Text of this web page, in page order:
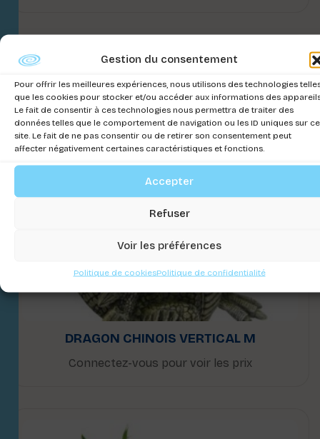
Gestion du consentement
Pour offrir les meilleures expériences, nous utilisons des technologies
que les cookies pour stocker et/ou accéder aux informations des
Le fait de consentir à ces technologies nous permettra de traiter des
données telles que le comportement de navigation ou les ID uniques sur ce
site. Le fait de ne pas consentir ou de retirer son consentement peut
affecter négativement certaines caractéristiques et fonctions.
Accepter
Refuser
Voir les préférences
Politique de cookiesPolitique de confidentialité
DRAGON CHINOIS VERTICAL M
Connectez-vous pour voir les prix